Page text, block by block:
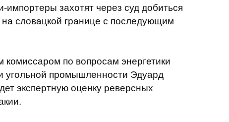
захотят через суд добиться
на словацкой границе с последующим
комиссаром по вопросам энергетики
угольной промышленности Эдуард
экспертную оценку реверсных